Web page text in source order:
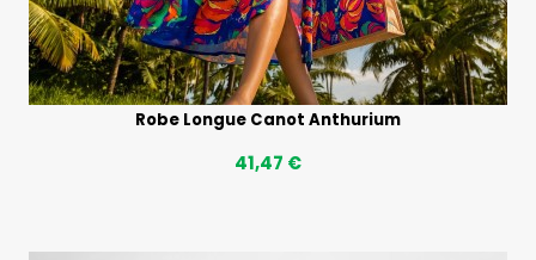
Robe Longue Canot Anthurium
41,47 €